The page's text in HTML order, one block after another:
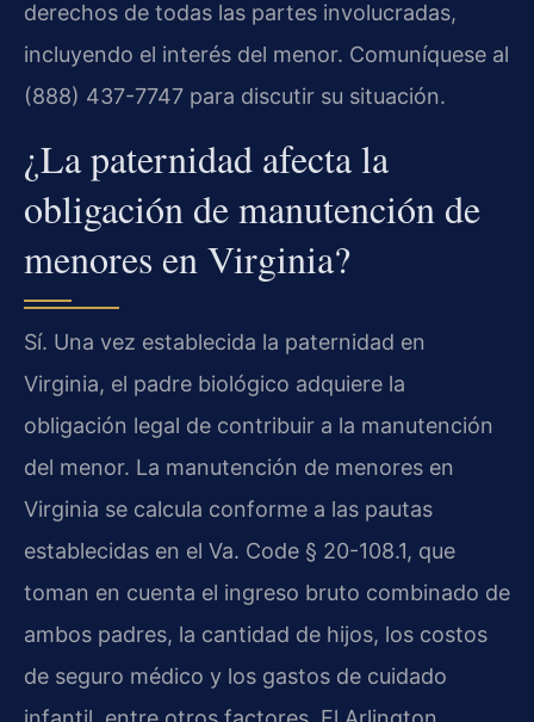
derechos de todas las partes involucradas,
incluyendo el interés del menor. Comuníquese al
(888) 437-7747 para discutir su situación.
¿La paternidad afecta la
obligación de manutención de
menores en Virginia?
Sí. Una vez establecida la paternidad en
Virginia, el padre biológico adquiere la
obligación legal de contribuir a la manutención
del menor. La manutención de menores en
Virginia se calcula conforme a las pautas
establecidas en el Va. Code § 20-108.1, que
toman en cuenta el ingreso bruto combinado de
ambos padres, la cantidad de hijos, los costos
de seguro médico y los gastos de cuidado